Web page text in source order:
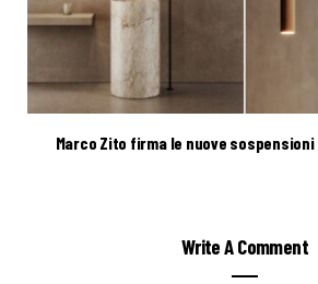
Marco Zito firma le nuove
Write A Comment